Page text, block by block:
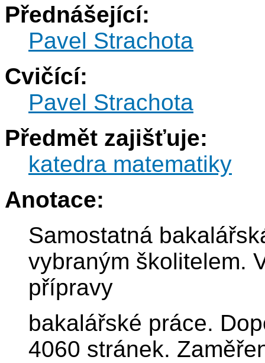
Přednášející:
Pavel Strachota
Cvičící:
Pavel Strachota
Předmět zajišťuje:
katedra matematiky
Anotace:
Samostatná
vybraným školitelem.
přípravy
bakalářské práce.
4060 stránek.